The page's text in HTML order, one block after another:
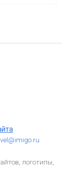
логотипы,